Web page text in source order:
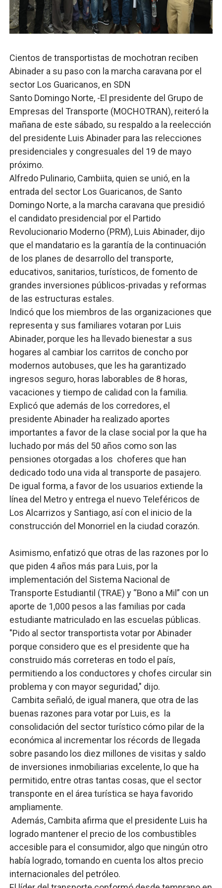
Banco Popular escala 17 posiciones en los mil
SNS y el SRSO actualizan Manual de Comunicación
Osiris de León responde a Roberto Tineo y a Yeisy
DGPCF: 55 años sembrando desarrollo y
Operativo interagencial frena delitos ambientales y
Cientos de transportistas de mochotran reciben
Abinader a su paso con la marcha caravana por el
sector Los Guaricanos, en SDN
Santo Domingo Norte, -El presidente del Grupo de
Empresas del Transporte (MOCHOTRAN), reiteró la
mañana de este sábado, su respaldo a la reelección
del presidente Luis Abinader para las relecciones
presidenciales y congresuales del 19 de mayo
próximo.
Alfredo Pulinario, Cambiita, quien se unió, en la
entrada del sector Los Guaricanos, de Santo
Domingo Norte, a la marcha caravana que presidió
el candidato presidencial por el Partido
Revolucionario Moderno (PRM), Luis Abinader, dijo
que el mandatario es la garantía de la continuación
de los planes de desarrollo del transporte,
educativos, sanitarios, turísticos, de fomento de
grandes inversiones públicos-privadas y reformas
de las estructuras estales.
Indicó que los miembros de las organizaciones que
representa y sus familiares votaran por Luis
Abinader, porque les ha llevado bienestar a sus
hogares al cambiar los carritos de concho por
modernos autobuses, que les ha garantizado
ingresos seguro, horas laborables de 8 horas,
vacaciones y tiempo de calidad con la familia.
Explicó que además de los corredores, el
presidente Abinader ha realizado aportes
importantes a favor de la clase social por la que ha
luchado por más del 50 años como son las
pensiones otorgadas a los choferes que han
dedicado todo una vida al transporte de pasajero.
De igual forma, a favor de los usuarios extiende la
línea del Metro y entrega el nuevo Teleféricos de
Los Alcarrizos y Santiago, así con el inicio de la
construcción del Monorriel en la ciudad corazón.
Asimismo, enfatizó que otras de las razones por lo
que piden 4 años más para Luis, por la
implementación del Sistema Nacional de
Transporte Estudiantil (TRAE) y “Bono a Mil” con un
aporte de 1,000 pesos a las familias por cada
estudiante matriculado en las escuelas públicas.
"Pido al sector transportista votar por Abinader
porque considero que es el presidente que ha
construido más correteras en todo el país,
permitiendo a los conductores y chofes circular sin
problema y con mayor seguridad," dijo.
Cambita señaló, de igual manera, que otra de las
buenas razones para votar por Luis, es la
consolidación del sector turístico cómo pilar de la
económica al incrementar los récords de llegada
sobre pasando los diez millones de visitas y saldo
de inversiones inmobiliarias excelente, lo que ha
permitido, entre otras tantas cosas, que el sector
transponte en el área turística se haya favorido
ampliamente.
Además, Cambita afirma que el presidente Luis ha
logrado mantener el precio de los combustibles
accesible para el consumidor, algo que ningún otro
había logrado, tomando en cuenta los altos precio
internacionales del petróleo.